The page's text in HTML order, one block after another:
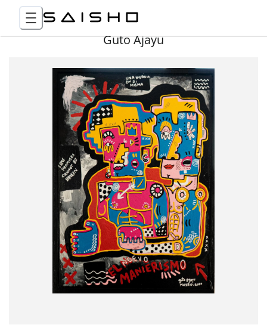
Guto Ajayu